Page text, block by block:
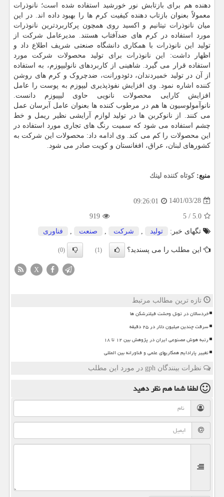
دهنده هم برای بازتابش نور خورشید استفاده شده است؛ نانوذرات
معمولاً بعنوان بازتاب دهنده کیفیت کرم ها را بهبود داده اند. در این
میان نانوذرات تیتانیم و اکسید روی همچون پرکاربردترین نانوذرات
مورد استفاده در کرم های ضدآفتاب هستند. مدیرعامل شرکت از
تولید این نانوذرات با همکاری دانشگاه صنعتی شریف اطلاع داد و
اظهار داشت: این نانوذرات برای تولید محصولات شرکت مورد
استفاده قرار می گیرد. شاهینی از کاربردهای نانولیپوزم، به استفاده
از آن در تولید خمیردندان، دئودورانت، ضدچروک و کرم های روشن
کننده اشاره نمود. وی افزایش نفوذپذیری لیپوزم به پوست را عامل
افزایش کارایی محصولات نانویی حاوی لیپیوزم دانست.
نانوآمولوسیون ها هم در مرطوب کننده ها بعنوان عامل آبرسان عمل
می کنند. از نانوکربن ها در تولید لوازم آرایشی نظیر ریمل و خط
چشم استفاده می شود که سمیت رنگ های تجاری مورد استفاده در
این محصولات را کم می کند. وی ادامه داد: محصولات این شرکت به
کشورهای لبنان، عراق، افغانستان و کویت صادر می شود.
منبع: كوتاه كننده لینك
1401/03/28
09:26:01
5.0
/
5
919
تگهای خبر:
تولید شركت صنعت فناوری
این مطلب را می پسندید؟ (1)
(0)
X
تازه ترین مطالب مرتبط
خردسالان در تونل وحشت فیلترشکن ها
سرقت چندین میلیون دلار در ۲۵ دقیقه
رتبه هوش مصنوعی ایران در پژوهش بین ۱۲ تا ۱۸
تغییر پارادایم همکاریهای علمی و فناورانه بین المللی
نظرات بینندگان gph در مورد این مطلب
لطفا شما همنظر دهید